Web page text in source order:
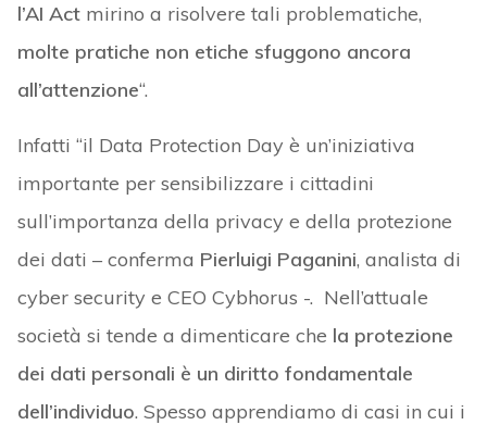
l’AI Actmirino a risolvere tali problematiche,
molte pratiche non etiche sfuggono ancora
all’attenzione“.
Infatti “il Data Protection Day è un’iniziativa
importante per sensibilizzare i cittadini
sull’importanza della privacy e della protezione
dei dati – conferma Pierluigi Paganini, analista di
cyber security e CEO Cybhorus -. Nell’attuale
società si tende a dimenticare che la protezione
dei dati personali è un diritto fondamentale
dell’individuo. Spesso apprendiamo di casi in cui i